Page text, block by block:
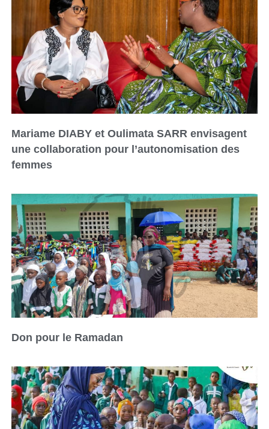
Mariame DIABY et Oulimata SARR envisagent
une collaboration pour l’autonomisation des
femmes
Don pour le Ramadan